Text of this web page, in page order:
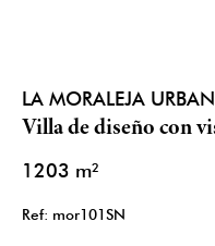
LA MORALEJA
Villa de diseño con
1203 m²
Ref: mor101SN